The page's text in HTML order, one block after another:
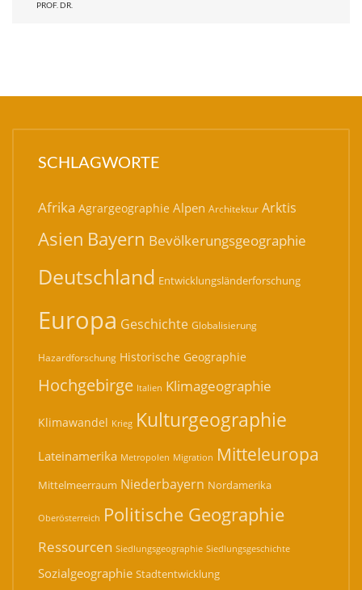
PROF. DR.
SCHLAGWORTE
Afrika Agrargeographie Alpen Architektur Arktis
Asien Bayern Bevölkerungsgeographie
Deutschland Entwicklungsländerforschung
Europa Geschichte Globalisierung
Hazardforschung Historische Geographie
Hochgebirge Italien Klimageographie
Klimawandel Krieg Kulturgeographie
Lateinamerika Metropolen Migration Mitteleuropa
Mittelmeerraum Niederbayern Nordamerika
Oberösterreich Politische Geographie
Ressourcen Siedlungsgeographie Siedlungsgeschichte
Sozialgeographie Stadtentwicklung